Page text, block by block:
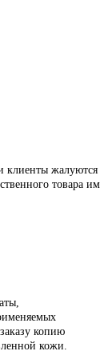
клиенты жалуются
товара им
копию
кожи.